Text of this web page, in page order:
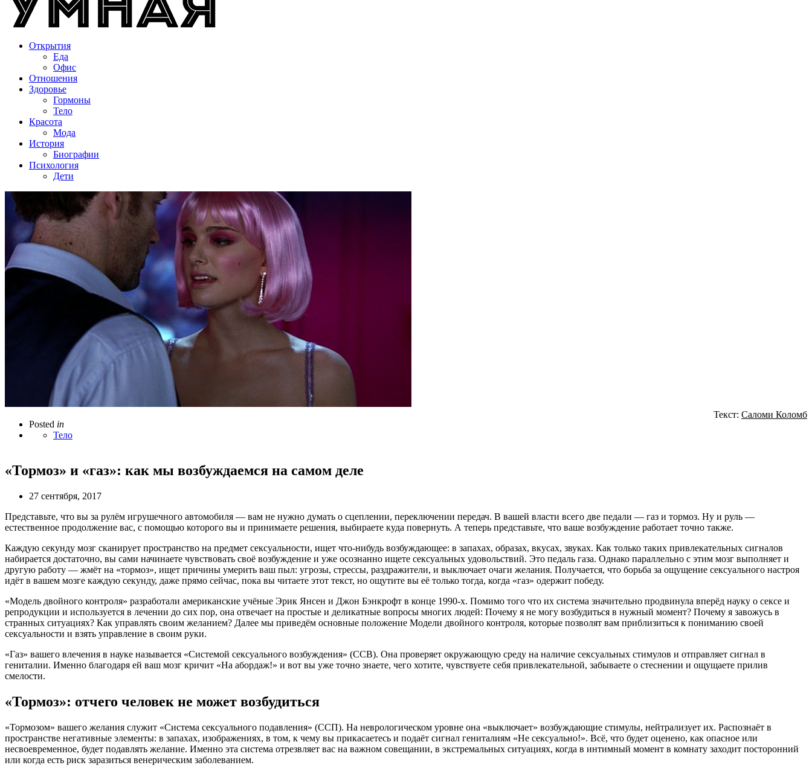
Открытия
Еда
Офис
Отношения
Здоровье
Гормоны
Тело
Красота
Мода
История
Биографии
Психология
Дети
Posted in
Тело
Текст: Саломи Коломб
«Тормоз» и «газ»: как мы возбуждаемся на самом деле
27 сентября, 2017
Представьте, что вы за рулём игрушечного автомобиля — вам не нужно думать о сцеплении, переключении передач. В вашей власти всего две педали — газ и тормоз. Ну и руль —
естественное продолжение вас, с помощью которого вы и принимаете решения, выбираете куда повернуть. А теперь представьте, что ваше возбуждение работает точно также.
Каждую секунду мозг сканирует пространство на предмет сексуальности, ищет что-нибудь возбуждающее: в запахах, образах, вкусах, звуках. Как только таких привлекательных сигналов
набирается достаточно, вы сами начинаете чувствовать своё возбуждение и уже осознанно ищете сексуальных удовольствий. Это педаль газа. Однако параллельно с этим мозг выполняет и
другую работу — жмёт на «тормоз», ищет причины умерить ваш пыл: угрозы, стрессы, раздражители, и выключает очаги желания. Получается, что борьба за ощущение сексуального настроя
идёт в вашем мозге каждую секунду, даже прямо сейчас, пока вы читаете этот текст, но ощутите вы её только тогда, когда «газ» одержит победу.
«Модель двойного контроля» разработали американские учёные Эрик Янсен и Джон Бэнкрофт в конце 1990-х. Помимо того что их система значительно продвинула вперёд науку о сексе и
репродукции и используется в лечении до сих пор, она отвечает на простые и деликатные вопросы многих людей: Почему я не могу возбудиться в нужный момент? Почему я завожусь в
странных ситуациях? Как управлять своим желанием? Далее мы приведём основные положение Модели двойного контроля, которые позволят вам приблизиться к пониманию своей
сексуальности и взять управление в своим руки.
«Газ» вашего влечения в науке называется «Системой сексуального возбуждения» (ССВ). Она проверяет окружающую среду на наличие сексуальных стимулов и отправляет сигнал в
гениталии. Именно благодаря ей ваш мозг кричит «На абордаж!» и вот вы уже точно знаете, чего хотите, чувствуете себя привлекательной, забываете о стеснении и ощущаете прилив
смелости.
«Тормоз»: отчего человек не может возбудиться
«Тормозом» вашего желания служит «Система сексуального подавления» (ССП). На неврологическом уровне она «выключает» возбуждающие стимулы, нейтрализует их. Распознаёт в
пространстве негативные элементы: в запахах, изображениях, в том, к чему вы прикасаетесь и подаёт сигнал гениталиям «Не сексуально!». Всё, что будет оценено, как опасное или
несвоевременное, будет подавлять желание. Именно эта система отрезвляет вас на важном совещании, в экстремальных ситуациях, когда в интимный момент в комнату заходит посторонний
или когда есть риск заразиться венерическим заболеванием.